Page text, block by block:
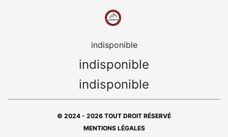
indisponible
indisponible
indisponible
© 2024 - 2026 TOUT DROIT RÉSERVÉ
MENTIONS LÉGALES